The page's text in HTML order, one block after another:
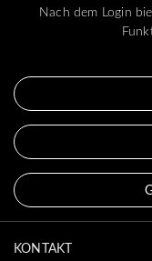
Nach dem Login
KONTAKT